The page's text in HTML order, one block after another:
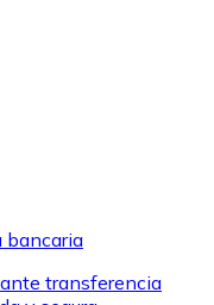
o realiza compras
para comprar
bancaria
transferencia